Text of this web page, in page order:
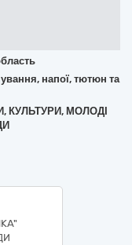
напої, тютюн та
КУЛЬТУРИ, МОЛОДІ